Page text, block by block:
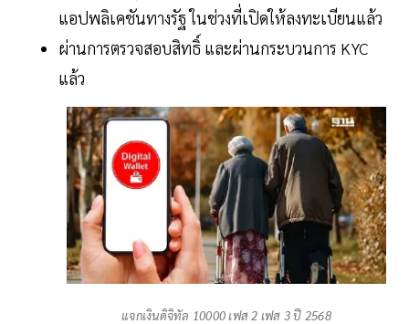
แอปพลิเคชันทางรัฐ ในช่วงที่เปิดให้ลงทะเบียนแล้ว
ผ่านการตรวจสอบสิทธิ์ และผ่านกระบวนการ KYC
แล้ว
แจกเงินดิจิทัล 10000 เฟส 2 เฟส 3 ปี 2568